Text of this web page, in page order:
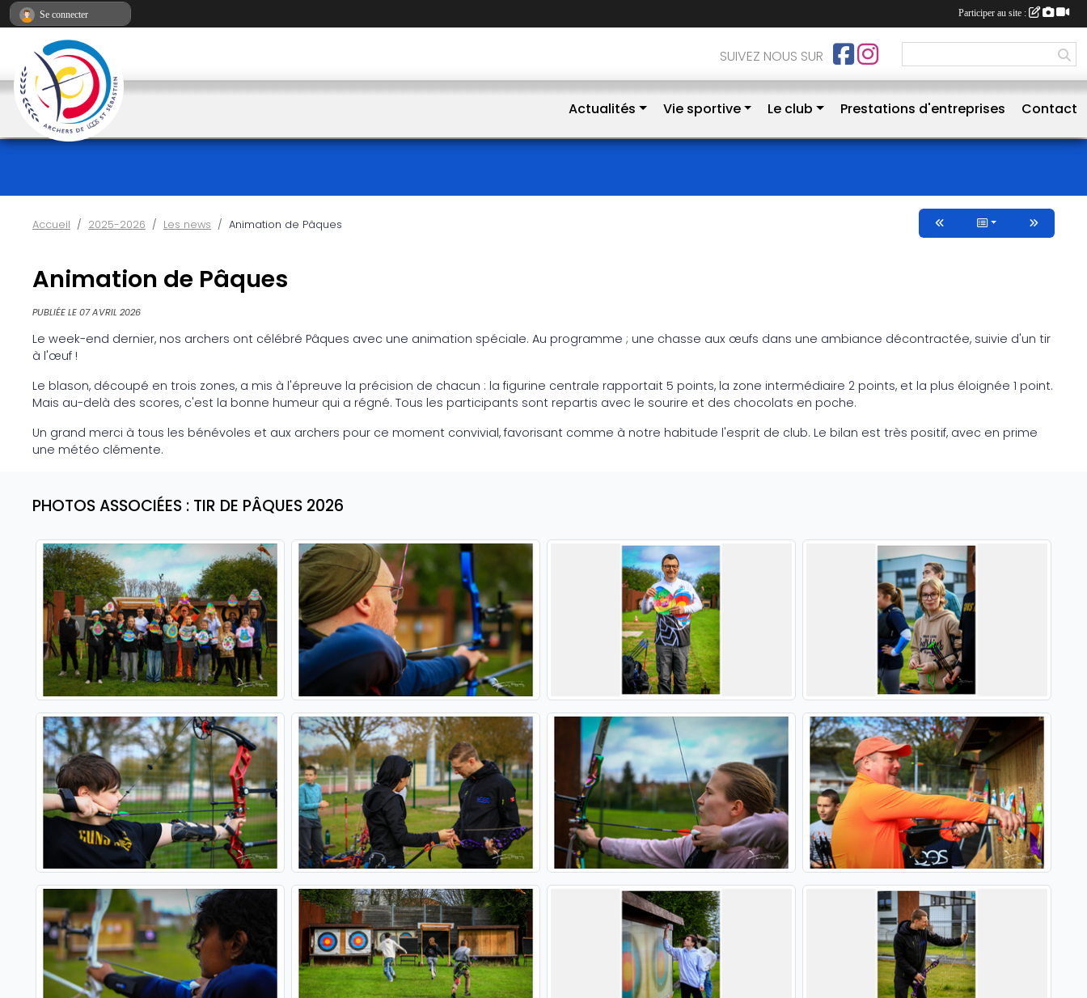
Accueil 2025-2026 Les news Animation de Pâques
Animation de Pâques
PUBLIÉE LE07 AVRIL 2026
Le week-end dernier, nos archers ont célébré Pâques avec une animation spéciale. Au programme ; une chasse aux œufs dans une ambiance décontractée, suivie d'un tir
à l'œuf !
Le blason, découpé en trois zones, a mis à l'épreuve la précision de chacun : la figurine centrale rapportait 5 points, la zone intermédiaire 2 points, et la plus éloignée 1 point.
Mais au-delà des scores, c'est la bonne humeur qui a régné. Tous les participants sont repartis avec le sourire et des chocolats en poche.
Un grand merci à tous les bénévoles et aux archers pour ce moment convivial, favorisant comme à notre habitude l'esprit de club. Le bilan est très positif, avec en prime
une météo clémente.
PHOTOS ASSOCIÉES : TIR DE PÂQUES 2026
SUIVEZ NOUS SUR
Actualités Vie sportive Le club Prestations d'entreprises Contact
Se connecter Participer au site :
Panneau de gestion des cookies